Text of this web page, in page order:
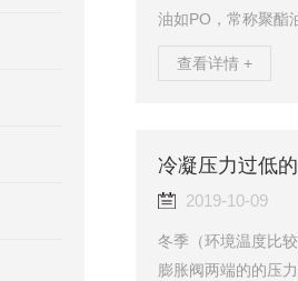
油如PO，常称聚酯
烃类制冷剂。PAG
的磨屑，起到清洗
油的性能要求合适
查看详情 +
冷凝压力过低
2019-10-09
冬季（环境温度比
膨胀阀两端的的压